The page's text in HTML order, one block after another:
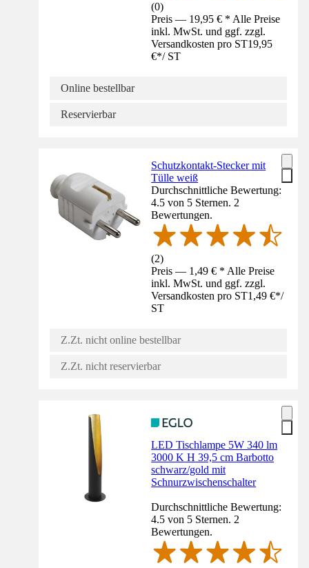
(0)
Preis — 19,95 € * Alle Preise
inkl. MwSt. und ggf. zzgl.
Versandkosten pro ST19,95
€*/ ST
Online bestellbar
Reservierbar
Schutzkontakt-Stecker mit
Tülle weiß
Durchschnittliche Bewertung:
4.5 von 5 Sternen. 2
Bewertungen.
(2)
Preis — 1,49 € * Alle Preise
inkl. MwSt. und ggf. zzgl.
Versandkosten pro ST1,49 €*/
ST
Z.Zt. nicht online bestellbar
Z.Zt. nicht reservierbar
LED Tischlampe 5W 340 lm
3000 K H 39,5 cm Barbotto
schwarz/gold mit
Schnurzwischenschalter
Durchschnittliche Bewertung:
4.5 von 5 Sternen. 2
Bewertungen.